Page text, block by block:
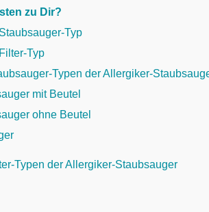
zu Dir?
Typ
Typ
Typen der Allergiker-
mit Beutel
ohne Beutel
Typen der Allergiker-Staubsauger